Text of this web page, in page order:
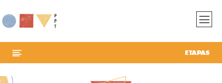
ETAPAS